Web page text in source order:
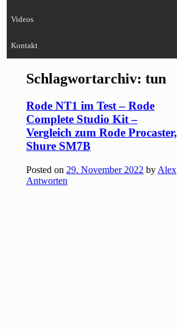
Videos
Kontakt
Schlagwortarchiv:tun
Rode NT1 im Test – Rode
Complete Studio Kit –
Vergleich zum Rode Procaster,
Shure SM7B
Posted on 29. November 2022 by Alex
Antworten